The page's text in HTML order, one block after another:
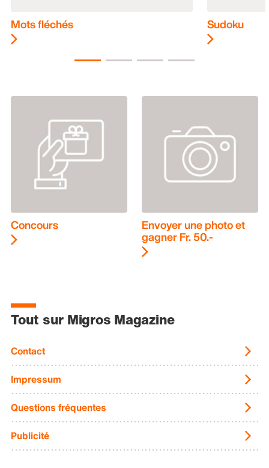
Mots fléchés Sudoku
Concours Envoyer une photo et
gagner Fr. 50.-
Tout sur Migros Magazine
Contact
Impressum
Questions fréquentes
Publicité